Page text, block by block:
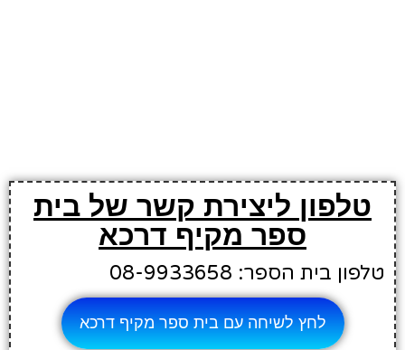
טלפון ליצירת קשר של בית
ספר מקיף דרכא
טלפון בית הספר: 08-9933658
לחץ לשיחה עם בית ספר מקיף דרכא